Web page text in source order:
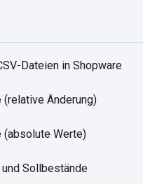
Dateien in Shopware
(relative Änderung)
(absolute Werte)
Sollbestände